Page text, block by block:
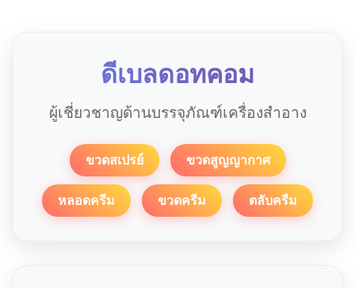
ดีเบลดอทคอม
ผู้เชี่ยวชาญด้านบรรจุภัณฑ์เครื่องสำอาง
ขวดสเปรย์ ขวดสูญญากาศ
หลอดครีม ขวดครีม ตลับครีม